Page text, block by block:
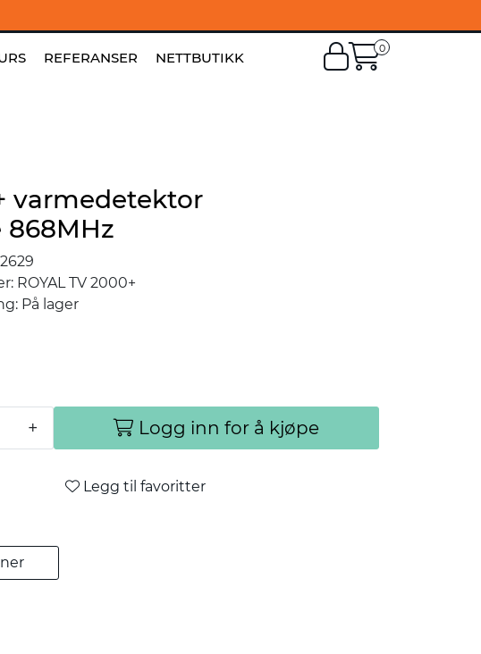
NO|EN|FI
REFERANSER NETTBUTIKK
0
varmedetektor
868MHz
ROYAL TV 2000+
På lager
+ Logg inn for å kjøpe
Legg til favoritter